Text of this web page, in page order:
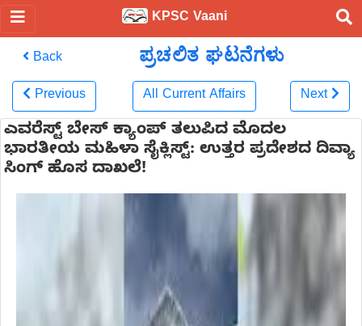
KPSC Vaani
Back ಪ್ರಚಲಿತ ಘಟನೆಗಳು
Previous All Current Affairs Next
ಎವರೆಸ್ಟ್ ಬೇಸ್ ಕ್ಯಾಂಪ್ ತಲುಪಿದ ಮೊದಲ
ಭಾರತೀಯ ಮಹಿಳಾ ಸೈಕ್ಲಿಸ್ಟ್: ಉತ್ತರ ಪ್ರದೇಶದ ದಿವ್ಯಾ
ಸಿಂಗ್ ಹೊಸ ದಾಖಲೆ!